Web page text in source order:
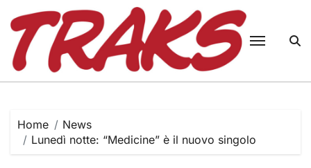
content
Home
News
Lunedì notte: “Medicine” è il nuovo singolo